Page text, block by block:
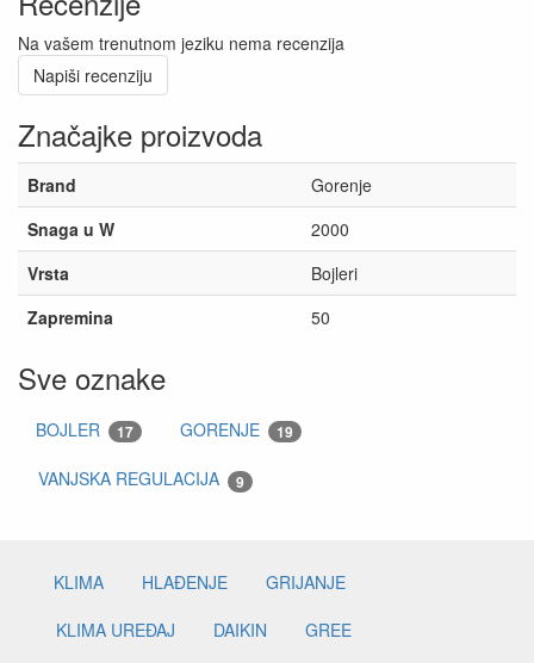
Na vašem trenutnom jeziku nema recenzija
Napiši recenziju
Značajke proizvoda
Brand
Gorenje
Snaga u W
2000
Vrsta
Bojleri
Zapremina
50
Sve oznake
BOJLER 17 GORENJE 19
VANJSKA REGULACIJA 9
KLIMA HLAĐENJE
GRIJANJE
KLIMA UREĐAJ
DAIKIN
GREE